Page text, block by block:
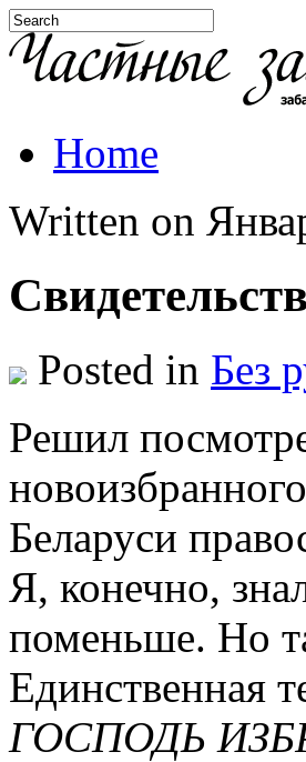
Home
Written on
Posted in Без
Решил
Беларуси
Я, конечно,
поменьше. Но
Единственная
ГОСПОДЬ